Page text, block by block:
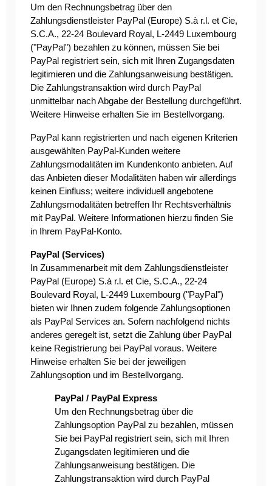
Um den Rechnungsbetrag über den
Zahlungsdienstleister PayPal (Europe) S.à r.l. et Cie,
S.C.A., 22-24 Boulevard Royal, L-2449 Luxembourg
("PayPal") bezahlen zu können, müssen Sie bei
PayPal registriert sein, sich mit Ihren Zugangsdaten
legitimieren und die Zahlungsanweisung bestätigen.
Die Zahlungstransaktion wird durch PayPal
unmittelbar nach Abgabe der Bestellung durchgeführt.
Weitere Hinweise erhalten Sie im Bestellvorgang.
PayPal kann registrierten und nach eigenen Kriterien
ausgewählten PayPal-Kunden weitere
Zahlungsmodalitäten im Kundenkonto anbieten. Auf
das Anbieten dieser Modalitäten haben wir allerdings
keinen Einfluss; weitere individuell angebotene
Zahlungsmodalitäten betreffen Ihr Rechtsverhältnis
mit PayPal. Weitere Informationen hierzu finden Sie
in Ihrem PayPal-Konto.
PayPal (Services)
In Zusammenarbeit mit dem Zahlungsdienstleister
PayPal (Europe) S.à r.l. et Cie, S.C.A., 22-24
Boulevard Royal, L-2449 Luxembourg ("PayPal")
bieten wir Ihnen zudem folgende Zahlungsoptionen
als PayPal Services an. Sofern nachfolgend nichts
anderes geregelt ist, setzt die Zahlung über PayPal
keine Registrierung bei PayPal voraus. Weitere
Hinweise erhalten Sie bei der jeweiligen
Zahlungsoption und im Bestellvorgang.
PayPal / PayPal Express
Um den Rechnungsbetrag über die
Zahlungsoption PayPal zu bezahlen, müssen
Sie bei PayPal registriert sein, sich mit Ihren
Zugangsdaten legitimieren und die
Zahlungsanweisung bestätigen. Die
Zahlungstransaktion wird durch PayPal